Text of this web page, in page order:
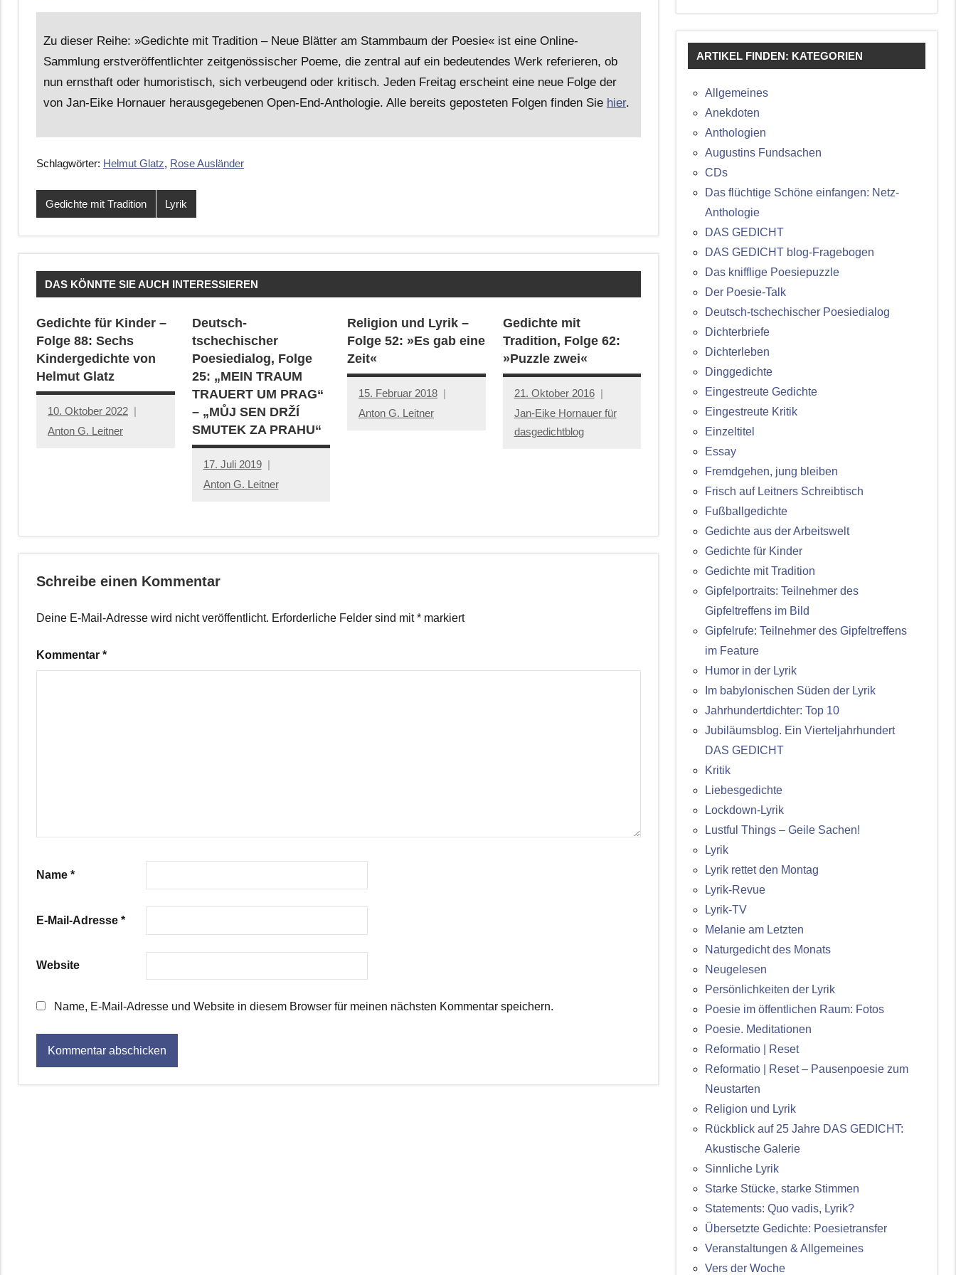
Zu dieser Reihe: »Gedichte mit Tradition – Neue Blätter am Stammbaum der Poesie« ist eine Online-
Sammlung erstveröffentlichter zeitgenössischer Poeme, die zentral auf ein bedeutendes Werk referieren, ob
nun ernsthaft oder humoristisch, sich verbeugend oder kritisch. Jeden Freitag erscheint eine neue Folge der
von Jan-Eike Hornauer herausgegebenen Open-End-Anthologie. Alle bereits geposteten Folgen finden Sie hier.
Schlagwörter: Helmut Glatz, Rose Ausländer
Gedichte mit Tradition Lyrik
DAS KÖNNTE SIE AUCH INTERESSIEREN
Gedichte für Kinder –
Folge 88: Sechs
Kindergedichte von
Helmut Glatz
10. Oktober 2022
Anton G. Leitner
Deutsch-
tschechischer
Poesiedialog, Folge
25: „MEIN TRAUM
TRAUERT UM PRAG“
– „MŮJ SEN DRŽÍ
SMUTEK ZA PRAHU“
17. Juli 2019
Anton G. Leitner
Religion und Lyrik –
Folge 52: »Es gab eine
Zeit«
15. Februar 2018
Anton G. Leitner
Gedichte mit
Tradition, Folge 62:
»Puzzle zwei«
21. Oktober 2016
Jan-Eike Hornauer für
dasgedichtblog
Schreibe einen Kommentar
Deine E-Mail-Adresse wird nicht veröffentlicht. Erforderliche Felder sind mit* markiert
Kommentar *
Name *
E-Mail-Adresse *
Website
Name, E-Mail-Adresse und Website in diesem Browser für meinen nächsten Kommentar speichern.
ARTIKEL FINDEN: KATEGORIEN
Allgemeines
Anekdoten
Anthologien
Augustins Fundsachen
CDs
Das flüchtige Schöne einfangen: Netz-
Anthologie
DAS GEDICHT
DAS GEDICHT blog-Fragebogen
Das knifflige Poesiepuzzle
Der Poesie-Talk
Deutsch-tschechischer Poesiedialog
Dichterbriefe
Dichterleben
Dinggedichte
Eingestreute Gedichte
Eingestreute Kritik
Einzeltitel
Essay
Fremdgehen, jung bleiben
Frisch auf Leitners Schreibtisch
Fußballgedichte
Gedichte aus der Arbeitswelt
Gedichte für Kinder
Gedichte mit Tradition
Gipfelportraits: Teilnehmer des
Gipfeltreffens im Bild
Gipfelrufe: Teilnehmer des Gipfeltreffens
im Feature
Humor in der Lyrik
Im babylonischen Süden der Lyrik
Jahrhundertdichter: Top 10
Jubiläumsblog. Ein Vierteljahrhundert
DAS GEDICHT
Kritik
Liebesgedichte
Lockdown-Lyrik
Lustful Things – Geile Sachen!
Lyrik
Lyrik rettet den Montag
Lyrik-Revue
Lyrik-TV
Melanie am Letzten
Naturgedicht des Monats
Neugelesen
Persönlichkeiten der Lyrik
Poesie im öffentlichen Raum: Fotos
Poesie. Meditationen
Reformatio | Reset
Reformatio | Reset – Pausenpoesie zum
Neustarten
Religion und Lyrik
Rückblick auf 25 Jahre DAS GEDICHT:
Akustische Galerie
Sinnliche Lyrik
Starke Stücke, starke Stimmen
Statements: Quo vadis, Lyrik?
Übersetzte Gedichte: Poesietransfer
Veranstaltungen & Allgemeines
Vers der Woche